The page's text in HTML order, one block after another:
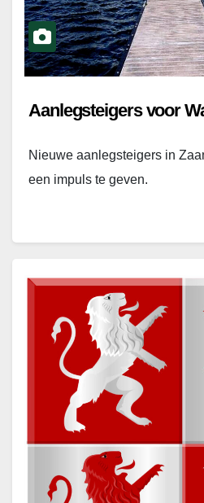
Aanlegsteigers voor
Nieuwe aanlegsteigers in
een impuls te geven.